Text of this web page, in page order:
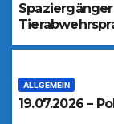
ALLGEMEIN
19.07.2026 –